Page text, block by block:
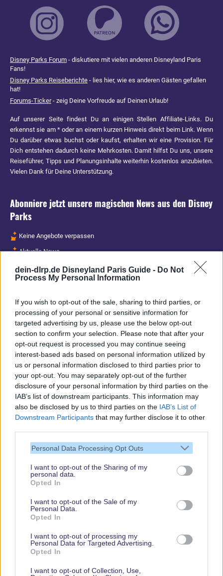
dein-dlrp.de Disneyland Paris Guide - Do Not
Process My Personal Information
If you wish to opt-out of the sale, sharing to third parties, or
processing of your personal or sensitive information for
targeted advertising by us, please use the below opt-out
section to confirm your selection. Please note that after your
opt-out request is processed you may continue seeing
interest-based ads based on personal information utilized by
us or personal information disclosed to third parties prior to
your opt-out. You may separately opt-out of the further
disclosure of your personal information by third parties on the
IAB’s list of downstream participants. This information may
also be disclosed by us to third parties on the IAB’s List of
Downstream Participants that may further disclose it to other
Personal Data Processing Opt Outs
I want to opt-out of the Sharing of my
personal data.
Opted In
I want to opt-out of the Sale of my
Personal Data.
Opted In
I want to opt-out of processing my
Personal Data for Targeted Advertising.
Opted In
I want to opt-out of Collection, Use,
Disney Parks Forum - diskutiere mit vielen anderen Disneyland Paris
Fans!
Disney Parks Reiseberichte - lies hier, wie es anderen Gästen gefallen
hat!
Forums-Ticker- zeig Deine Vorfreude auf Deinen Urlaub!
Auf unserer Seite findest Du an einigen Stellen Affiliate-Links. Du
erkennst sie am * oder an einem kurzen Hinweis direkt beim Link. Wenn
Du darüber etwas buchst oder kaufst, erhalten wir eine Provision. Für
Dich entstehen dadurch keine Mehrkosten. Damit hilfst Du uns, unsere
Reiseführer, Tipps und Planungsinhalte weiterhin kostenlos anzubieten.
Vielen Dank für Deine Unterstützung.
Abonniere jetzt unsere magischen News aus den Disney
Parks
Keine Angebote verpassen
Aktuelle News
Spannende Lesetipps
Gratis und jederzeit kündbar
Vielen Dank,
dass Du unsere
Seite liest.
Schau regelmäßig
Disneyland Paris & Walt Disney World und ist unabhängig von "The Walt
Disney Company", "EuroDisney S.C.A." oder deren Tochter- sowie
Partnerunternehmen.
* Affiliate-Links, ** Ausgewählte Anreisedaten, Hotels und Zimmerkategorien. Es